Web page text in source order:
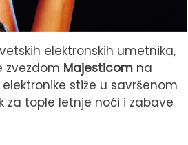
elektronskih umetnika,
zvezdom Majesticom na
stiže u savršenom
za tople letnje noći i zabave